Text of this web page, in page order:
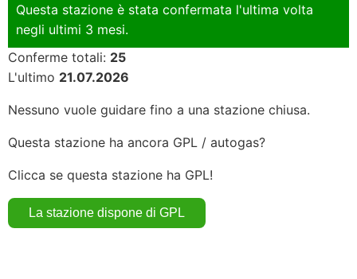
Questa stazione è stata confermata l'ultima volta
negli ultimi 3 mesi.
Conferme totali: 25
L'ultimo 21.07.2026
Nessuno vuole guidare fino a una stazione chiusa.
Questa stazione ha ancora GPL / autogas?
Clicca se questa stazione ha GPL!